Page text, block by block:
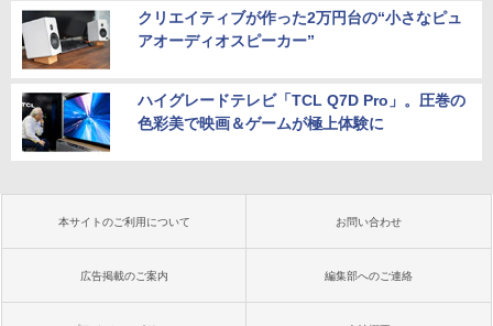
クリエイティブが作った2万円台の“小さなピュ
アオーディオスピーカー”
ハイグレードテレビ「TCL Q7D Pro」。圧巻の
色彩美で映画＆ゲームが極上体験に
本サイトのご利用について お問い合わせ
広告掲載のご案内 編集部へのご連絡